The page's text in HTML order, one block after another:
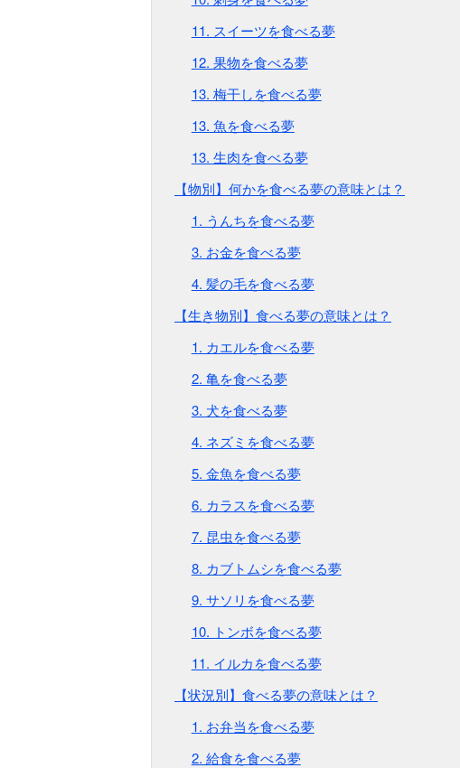
11. スイーツを食べる夢
12. 果物を食べる夢
13. 梅干しを食べる夢
13. 魚を食べる夢
13. 生肉を食べる夢
【物別】何かを食べる夢の意味とは？
1. うんちを食べる夢
3. お金を食べる夢
4. 髪の毛を食べる夢
【生き物別】食べる夢の意味とは？
1. カエルを食べる夢
2. 亀を食べる夢
3. 犬を食べる夢
4. ネズミを食べる夢
5. 金魚を食べる夢
6. カラスを食べる夢
7. 昆虫を食べる夢
8. カブトムシを食べる夢
9. サソリを食べる夢
10. トンボを食べる夢
11. イルカを食べる夢
【状況別】食べる夢の意味とは？
1. お弁当を食べる夢
2. 給食を食べる夢